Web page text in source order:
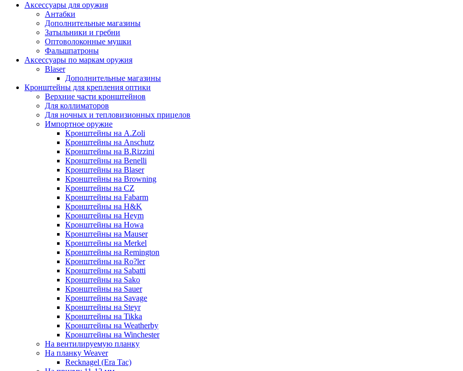
Аксессуары для оружия
Антабки
Дополнительные магазины
Затыльники и гребни
Оптоволоконные мушки
Фальшпатроны
Аксессуары по маркам оружия
Blaser
Дополнительные магазины
Кронштейны для крепления оптики
Верхние части кронштейнов
Для коллиматоров
Для ночных и тепловизионных прицелов
Импортное оружие
Кронштейны на A.Zoli
Кронштейны на Anschutz
Кронштейны на B.Rizzini
Кронштейны на Benelli
Кронштейны на Blaser
Кронштейны на Browning
Кронштейны на CZ
Кронштейны на Fabarm
Кронштейны на H&K
Кронштейны на Heym
Кронштейны на Howa
Кронштейны на Mauser
Кронштейны на Merkel
Кронштейны на Remington
Кронштейны на Ro?ler
Кронштейны на Sabatti
Кронштейны на Sako
Кронштейны на Sauer
Кронштейны на Savage
Кронштейны на Steyr
Кронштейны на Tikka
Кронштейны на Weatherby
Кронштейны на Winchester
На вентилируемую планку
На планку Weaver
Recknagel (Era Tac)